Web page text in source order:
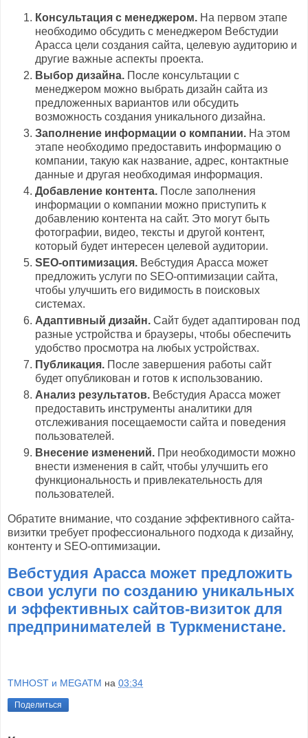
Консультация с менеджером. На первом этапе
необходимо обсудить с менеджером Вебстудии
Арасса цели создания сайта, целевую аудиторию и
другие важные аспекты проекта.
Выбор дизайна. После консультации с
менеджером можно выбрать дизайн сайта из
предложенных вариантов или обсудить
возможность создания уникального дизайна.
Заполнение информации о компании. На этом
этапе необходимо предоставить информацию о
компании, такую как название, адрес, контактные
данные и другая необходимая информация.
Добавление контента. После заполнения
информации о компании можно приступить к
добавлению контента на сайт. Это могут быть
фотографии, видео, тексты и другой контент,
который будет интересен целевой аудитории.
SEO-оптимизация. Вебстудия Арасса может
предложить услуги по SEO-оптимизации сайта,
чтобы улучшить его видимость в поисковых
системах.
Адаптивный дизайн. Сайт будет адаптирован под
разные устройства и браузеры, чтобы обеспечить
удобство просмотра на любых устройствах.
Публикация. После завершения работы сайт
будет опубликован и готов к использованию.
Анализ результатов. Вебстудия Арасса может
предоставить инструменты аналитики для
отслеживания посещаемости сайта и поведения
пользователей.
Внесение изменений. При необходимости можно
внести изменения в сайт, чтобы улучшить его
функциональность и привлекательность для
пользователей.
Обратите внимание, что создание эффективного сайта-
визитки требует профессионального подхода к дизайну,
контенту и SEO-оптимизации.
Вебстудия Арасса может предложить
свои услуги по созданию уникальных
и эффективных сайтов-визиток для
предпринимателей в Туркменистане.
TMHOST и MEGATM на 03:34
Поделиться